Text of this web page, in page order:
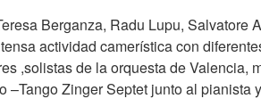
Berganza, Radu Lupu, Salvatore
actividad camerística con
,solistas de la orquesta de Valencia,
Zinger Septet junto al pianista